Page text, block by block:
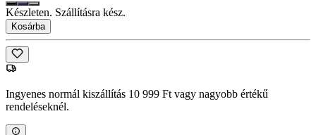
Készleten. Szállításra kész.
Kosárba
Ingyenes normál kiszállítás 10 999 Ft vagy nagyobb értékű
rendeléseknél.